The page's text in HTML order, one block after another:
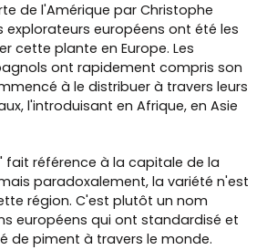
de l'Amérique par Christophe
explorateurs européens ont été les
cette plante en Europe. Les
ont rapidement compris son
à le distribuer à travers leurs
l'introduisant en Afrique, en Asie
fait référence à la capitale de la
paradoxalement, la variété n'est
région. C'est plutôt un nom
européens qui ont standardisé et
de piment à travers le monde.